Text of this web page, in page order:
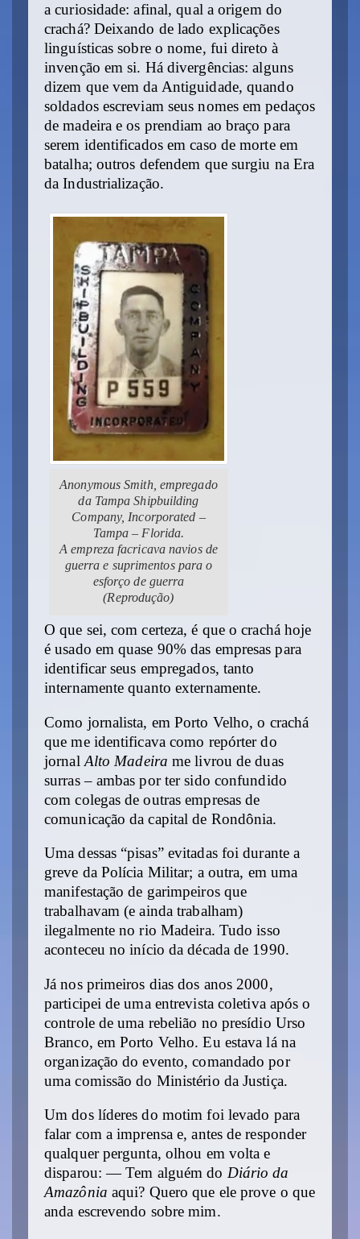
a curiosidade: afinal, qual a origem do
crachá? Deixando de lado explicações
linguísticas sobre o nome, fui direto à
invenção em si. Há divergências: alguns
dizem que vem da Antiguidade, quando
soldados escreviam seus nomes em pedaços
de madeira e os prendiam ao braço para
serem identificados em caso de morte em
batalha; outros defendem que surgiu na Era
da Industrialização.
Anonymous Smith, empregado
da Tampa Shipbuilding
Company, Incorporated –
Tampa – Florida.
A empreza facricava navios de
guerra e suprimentos para o
esforço de guerra
(Reprodução)
O que sei, com certeza, é que o crachá hoje
é usado em quase 90% das empresas para
identificar seus empregados, tanto
internamente quanto externamente.
Como jornalista, em Porto Velho, o crachá
que me identificava como repórter do
jornal Alto Madeira me livrou de duas
surras – ambas por ter sido confundido
com colegas de outras empresas de
comunicação da capital de Rondônia.
Uma dessas “pisas” evitadas foi durante a
greve da Polícia Militar; a outra, em uma
manifestação de garimpeiros que
trabalhavam (e ainda trabalham)
ilegalmente no rio Madeira. Tudo isso
aconteceu no início da década de 1990.
Já nos primeiros dias dos anos 2000,
participei de uma entrevista coletiva após o
controle de uma rebelião no presídio Urso
Branco, em Porto Velho. Eu estava lá na
organização do evento, comandado por
uma comissão do Ministério da Justiça.
Um dos líderes do motim foi levado para
falar com a imprensa e, antes de responder
qualquer pergunta, olhou em volta e
disparou: — Tem alguém do Diário da
Amazônia aqui? Quero que ele prove o que
anda escrevendo sobre mim.